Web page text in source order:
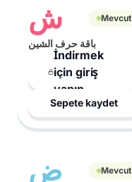
ش Mevcut
باقة حرف الشين
İndirmek
için giriş
yapın
Sepete kaydet
ض Mevcut